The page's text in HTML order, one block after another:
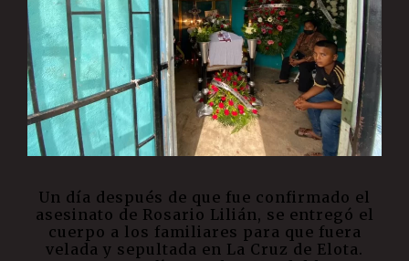
Un día después de que fue confirmado el
asesinato de Rosario Lilián, se entregó el
cuerpo a los familiares para que fuera
velada y sepultada en La Cruz de Elota.